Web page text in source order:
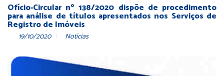
Ofício-Circular nº 138/2020 dispõe de procedimento
para análise de títulos apresentados nos Serviços de
Registro de Imóveis
19/10/2020 Notícias